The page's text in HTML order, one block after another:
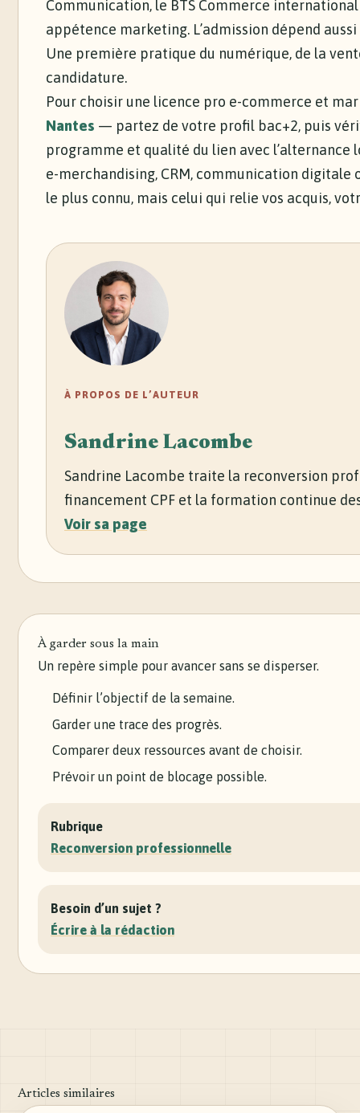
Communication, le BTS Commerce
appétence marketing. L’admission dépend
Une première pratique du numérique, de la
candidature.
Pour choisir une licence pro e-commerce et
Nantes — partez de votre profil bac+2, puis
programme et qualité du lien avec l’alternance
e-merchandising, CRM, communication
le plus connu, mais celui qui relie vos acquis,
À PROPOS DE L’AUTEUR
Sandrine Lacombe
Sandrine Lacombe traite la reconversion
financement CPF et la formation continue
Voir sa page
À garder sous la main
Un repère simple pour avancer sans se disperser.
Définir l’objectif de la semaine.
Garder une trace des progrès.
Comparer deux ressources avant de choisir.
Prévoir un point de blocage possible.
Rubrique
Reconversion professionnelle
Besoin d’un sujet ?
Écrire à la rédaction
Articles similaires